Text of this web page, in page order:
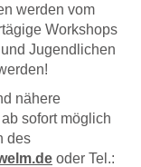
werden vom
Workshops
Jugendlichen
nähere
sofort möglich
des
oder Tel.: